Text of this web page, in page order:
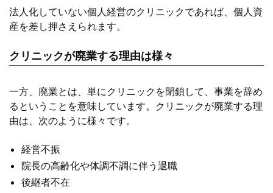
法人化していない個人経営のクリニックであれば、個人資
産を差し押さえられます。
クリニックが廃業する理由は様々
一方、廃業とは、単にクリニックを閉鎖して、事業を辞め
るということを意味しています。クリニックが廃業する理
由は、次のように様々です。
経営不振
院長の高齢化や体調不調に伴う退職
後継者不在